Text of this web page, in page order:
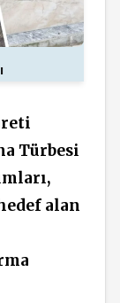
Türbesi
alan